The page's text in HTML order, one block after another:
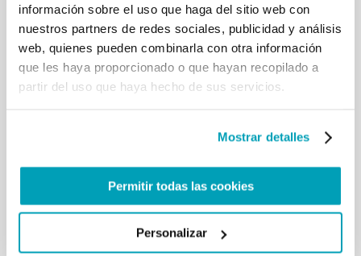
información sobre el uso que haga del sitio web con
nuestros partners de redes sociales, publicidad y análisis
web, quienes pueden combinarla con otra información
que les haya proporcionado o que hayan recopilado a
partir del uso que haya hecho de sus servicios.
Mostrar detalles
Permitir todas las cookies
Personalizar
MENSAJE DEL PAPA FRANCISCO - JORNADA
MUNDIAL DEL MIGRANTE Y DEL REFUGIADO 2024